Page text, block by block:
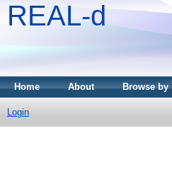
REAL-d
Home About Browse by
Login